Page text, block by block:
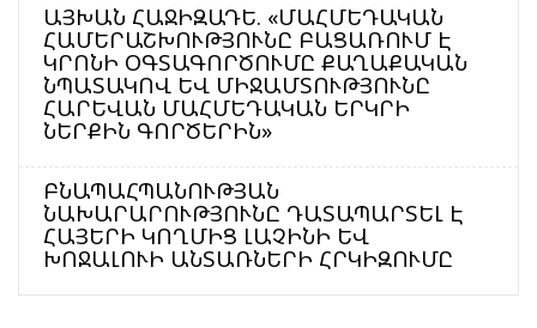
ԱՅԽԱՆ ՀԱՋԻԶԱԴԵ. «ՄԱՀՄԵԴԱԿԱՆ
ՀԱՄԵՐԱՇԽՈՒԹՅՈՒՆԸ ԲԱՑԱՌՈՒՄ Է
ԿՐՈՆԻ ՕԳՏԱԳՈՐԾՈՒՄԸ ՔԱՂԱՔԱԿԱՆ
ՆՊԱՏԱԿՈՎ ԵՎ ՄԻՋԱՄՏՈՒԹՅՈՒՆԸ
ՀԱՐԵՎԱՆ ՄԱՀՄԵԴԱԿԱՆ ԵՐԿՐԻ
ՆԵՐՔԻՆ ԳՈՐԾԵՐԻՆ»
ԲՆԱՊԱՀՊԱՆՈՒԹՅԱՆ
ՆԱԽԱՐԱՐՈՒԹՅՈՒՆԸ ԴԱՏԱՊԱՐՏԵԼ Է
ՀԱՅԵՐԻ ԿՈՂՄԻՑ ԼԱՉԻՆԻ ԵՎ
ԽՈՋԱԼՈՒԻ ԱՆՏԱՌՆԵՐԻ ՀՐԿԻԶՈՒՄԸ